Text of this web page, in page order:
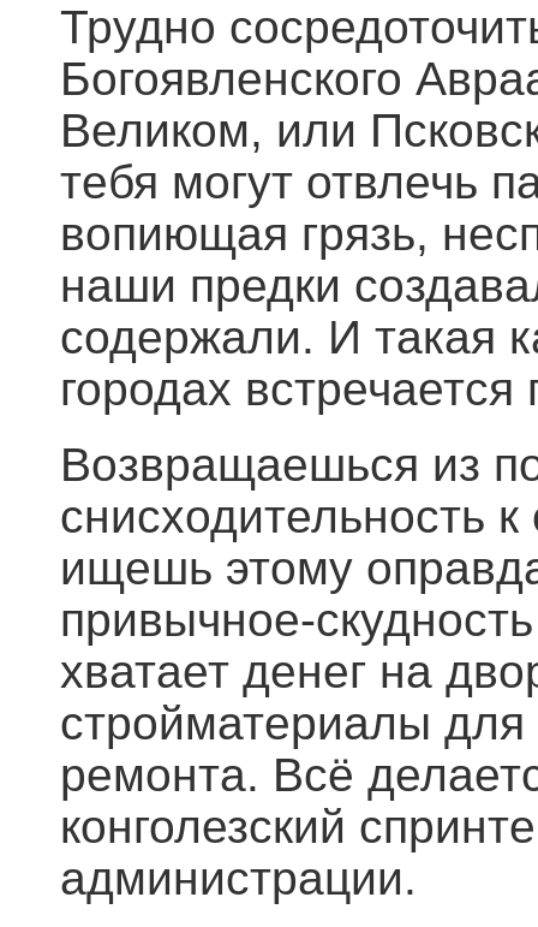
Трудно
Богоявленского
Великом, или
тебя могут отвлечь
вопиющая грязь,
наши предки
содержали. И такая
городах
Возвращаешься из
снисходительность
ищешь этому
привычное-
хватает денег на
стройматериалы для
ремонта. Всё
конголезский
администрации.